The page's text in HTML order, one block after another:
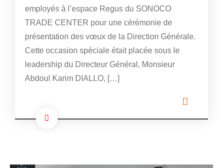
employés à l’espace Regus du SONOCO
TRADE CENTER pour une cérémonie de
présentation des vœux de la Direction Générale.
Cette occasion spéciale était placée sous le
leadership du Directeur Général, Monsieur
Abdoul Karim DIALLO, […]